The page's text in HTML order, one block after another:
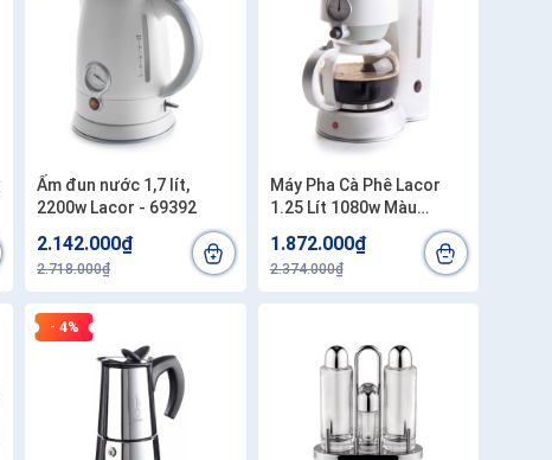
Ấm đun nước 1,7 lít,
2200w Lacor - 69392
2.142.000₫
2.718.000₫
Máy Pha Cà Phê Lacor
1.25 Lít 1080w Màu
1.872.000₫
2.374.000₫
- 4%